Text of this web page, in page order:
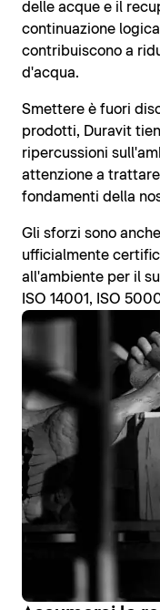
delle acque e il
continuazione
contribuiscono a
d'acqua.
Smettere è fuori
prodotti, Duravit
ripercussioni
attenzione a
fondamenti della
Gli sforzi sono
ufficialmente
all'ambiente per il
ISO 14001, ISO